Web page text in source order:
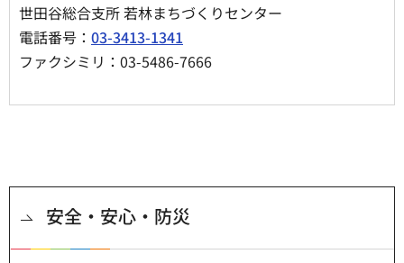
世田谷総合支所 若林まちづくりセンター
電話番号： 03-3413-1341
ファクシミリ：03-5486-7666
安全・安心・防災